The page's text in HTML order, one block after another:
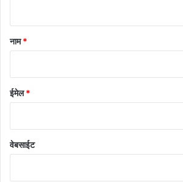
नाम*
ईमेल*
वेबसाईट